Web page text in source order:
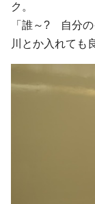
ク。
「誰～? 自分
川とか入れても